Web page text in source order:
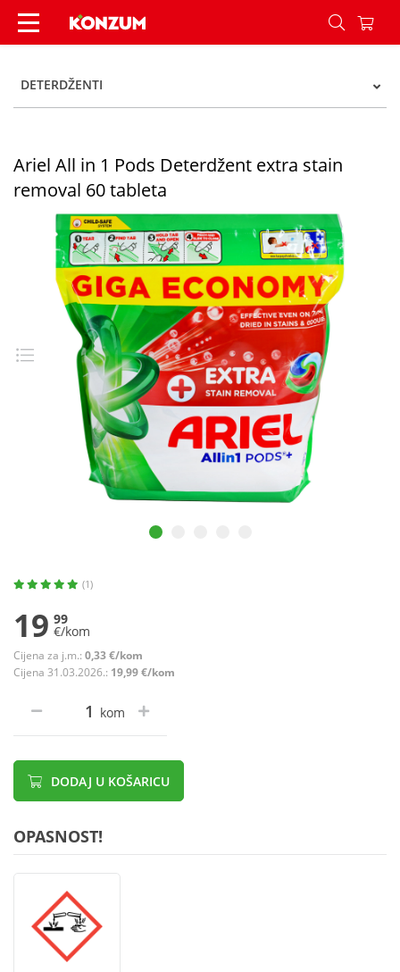
Ariel All in 1 Pods Deterdžent extra stain
DETERDŽENTI
Ariel All in 1 Pods Deterdžent extra stain
removal 60 tableta
(1)
19 99
€/kom
Cijena za j.m.: 0,33 €/kom
Cijena 31.03.2026.: 19,99 €/kom
kom
DODAJ U KOŠARICU
OPASNOST!